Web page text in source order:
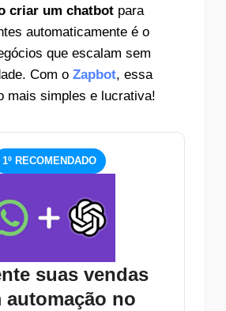
criar um chatbot para
automaticamente é o
que escalam sem
Com o Zapbot, essa
mais simples e lucrativa!
1º RECOMENDADO
suas vendas
automação no